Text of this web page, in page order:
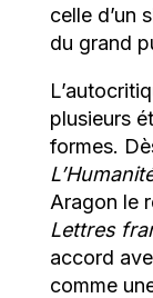
celle d’un
du grand
plusieurs
formes.
Aragon le
Lettres
accord
comme